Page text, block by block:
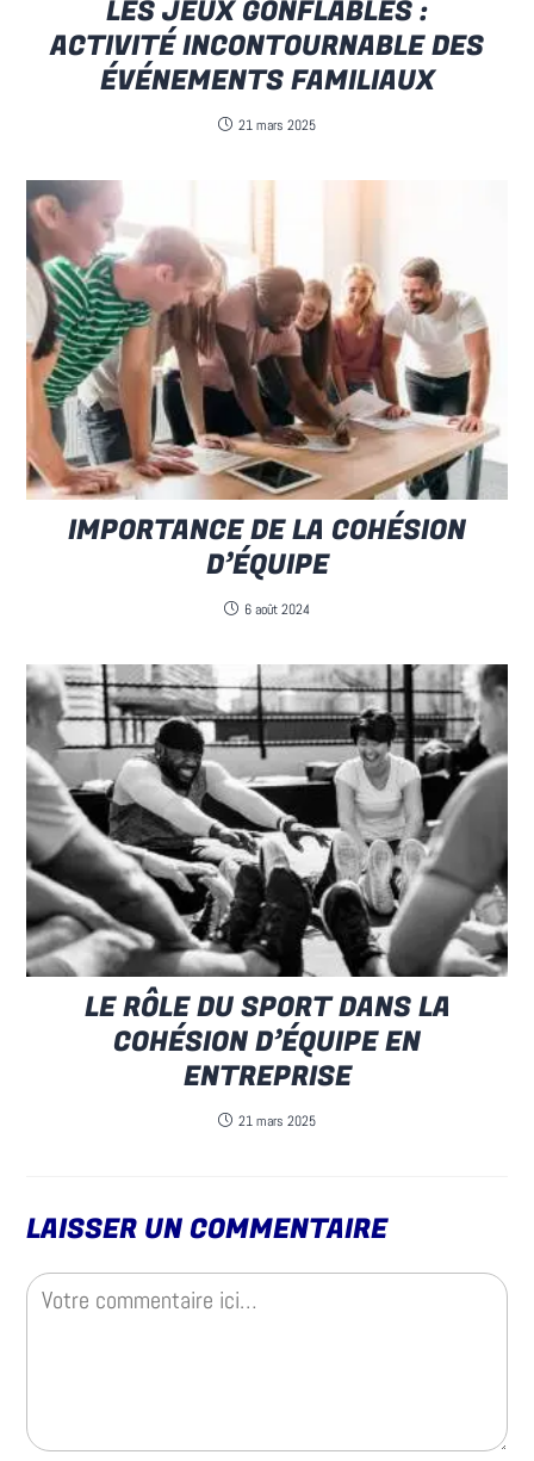
LES JEUX GONFLABLES :
ACTIVITÉ INCONTOURNABLE DES
ÉVÉNEMENTS FAMILIAUX
21 mars 2025
IMPORTANCE DE LA COHÉSION
D’ÉQUIPE
6 août 2024
LE RÔLE DU SPORT DANS LA
COHÉSION D’ÉQUIPE EN
ENTREPRISE
21 mars 2025
LAISSER UN COMMENTAIRE